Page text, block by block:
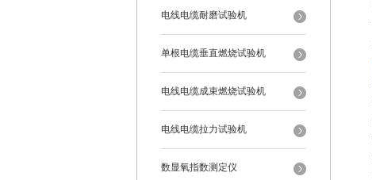
电线电缆耐磨试验机
单根电缆垂直燃烧试验机
电线电缆成束燃烧试验机
电线电缆拉力试验机
数显氧指数测定仪